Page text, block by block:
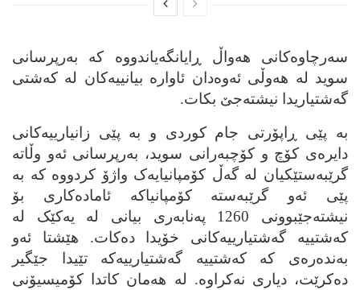
سه‌رچاوه‌کانی هه‌واڵ ڕایانگه‌یاندووه‌ که‌ به‌رپرسانی
سوید له‌ هه‌وڵی ئه‌وه‌دان ئاواره‌ بیانییه‌کان له‌ که‌شتی
گه‌شتیاریدا نیشته‌جێ بکات.
به‌ پێی ڕاپۆرتی جام کوردی و به‌ پێی زانیارییه‌کانی
دایره‌ی کۆچ و کۆچبه‌رانی سوید، به‌رپرسانی ئه‌و وڵاته‌
گرێبه‌ستێکیان له‌ گه‌ڵ کۆمپانیایه‌ک واژۆ کردووه‌ که‌ به‌
پێی ئه‌و گرێبه‌سته‌ کۆمپانیاکه‌ ئاماده‌کاری بۆ
نیشته‌جێبوونی 1260 په‌نابه‌ری بیانی له‌ یه‌کێک له‌
که‌شتییه‌ گه‌شتیارییه‌کانی خۆیدا ده‌کات. هێشتا ئه‌و
به‌نده‌ره‌ی که‌ که‌شتییه‌ گه‌شتیارییه‌که‌ تێیدا جێگیر
ده‌کرێت، دیاری نه‌کراوه‌. له‌ هه‌مان کاتدا کۆمیسیۆنی